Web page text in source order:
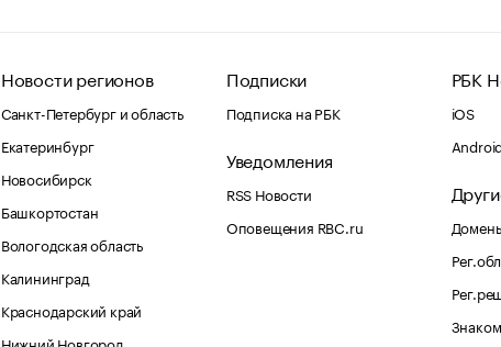
Новости регионов
Санкт-Петербург и область
Екатеринбург
Новосибирск
Башкортостан
Вологодская область
Калининград
Краснодарский край
Нижний Новгород
Подписки
Подписка на РБК
Уведомления
RSS Новости
Оповещения RBC.ru
РБК
iOS